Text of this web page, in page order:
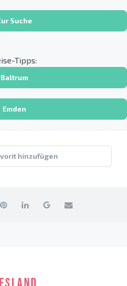
Suche
Tipps:
Baltrum
Emden
hinzufügen